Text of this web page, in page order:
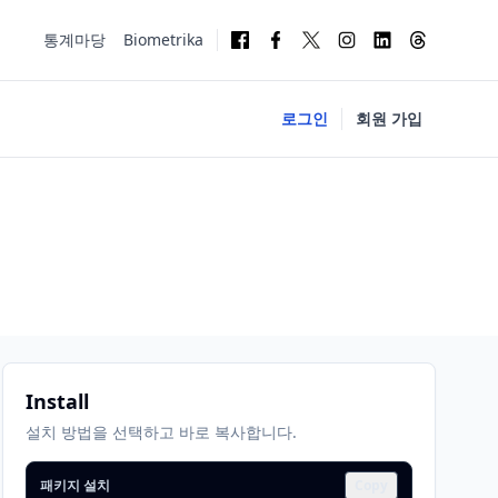
통계마당 Biometrika
로그인 회원 가입
Install
설치 방법을 선택하고 바로 복사합니다.
패키지 설치